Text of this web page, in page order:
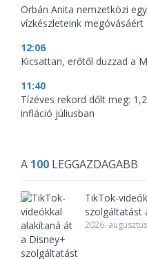
Orbán Anita nemzetközi
vízkészleteink megóvásáért
12:06
Kicsattan, erőtől duzzad a
11:40
Tízéves rekord dőlt meg:
infláció júliusban
A 100 LEGGAZDAGABB
TikTok-
szolgáltatást
2026.